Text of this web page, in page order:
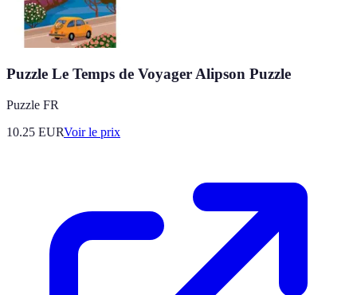
Puzzle Le Temps de Voyager Alipson Puzzle
Puzzle FR
10.25 EURVoir le prix